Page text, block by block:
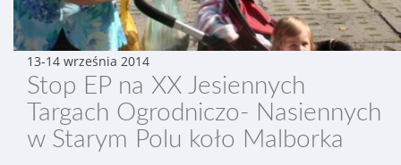
13-14 września 2014
Stop EP na XX Jesiennych
Targach Ogrodniczo- Nasiennych
w Starym Polu koło Malborka